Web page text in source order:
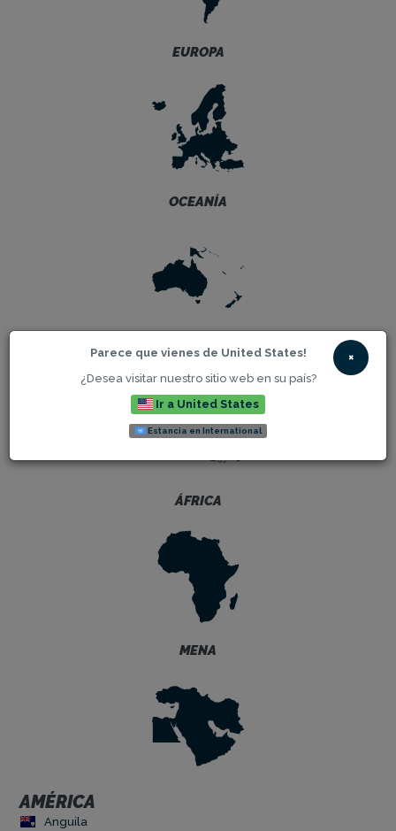
EUROPA
OCEANÍA
ASIA
ÁFRICA
MENA
AMÉRICA
Anguila
Parece que vienes de United States!
¿Desea visitar nuestro sitio web en su país?
Ir a United States
Estancia en International
×